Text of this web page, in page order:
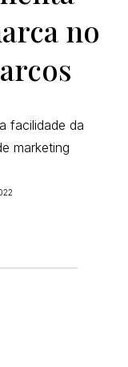
no
facilidade da
marketing